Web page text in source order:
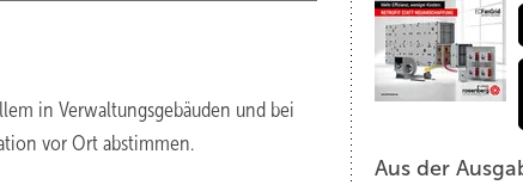
in Verwaltungsgebäuden und bei
vor Ort abstimmen.
Aus der